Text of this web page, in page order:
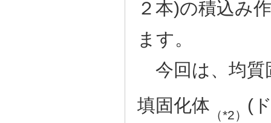
２本)の積込み
ます。
今回は、均質
填固化体 （*2） (ド